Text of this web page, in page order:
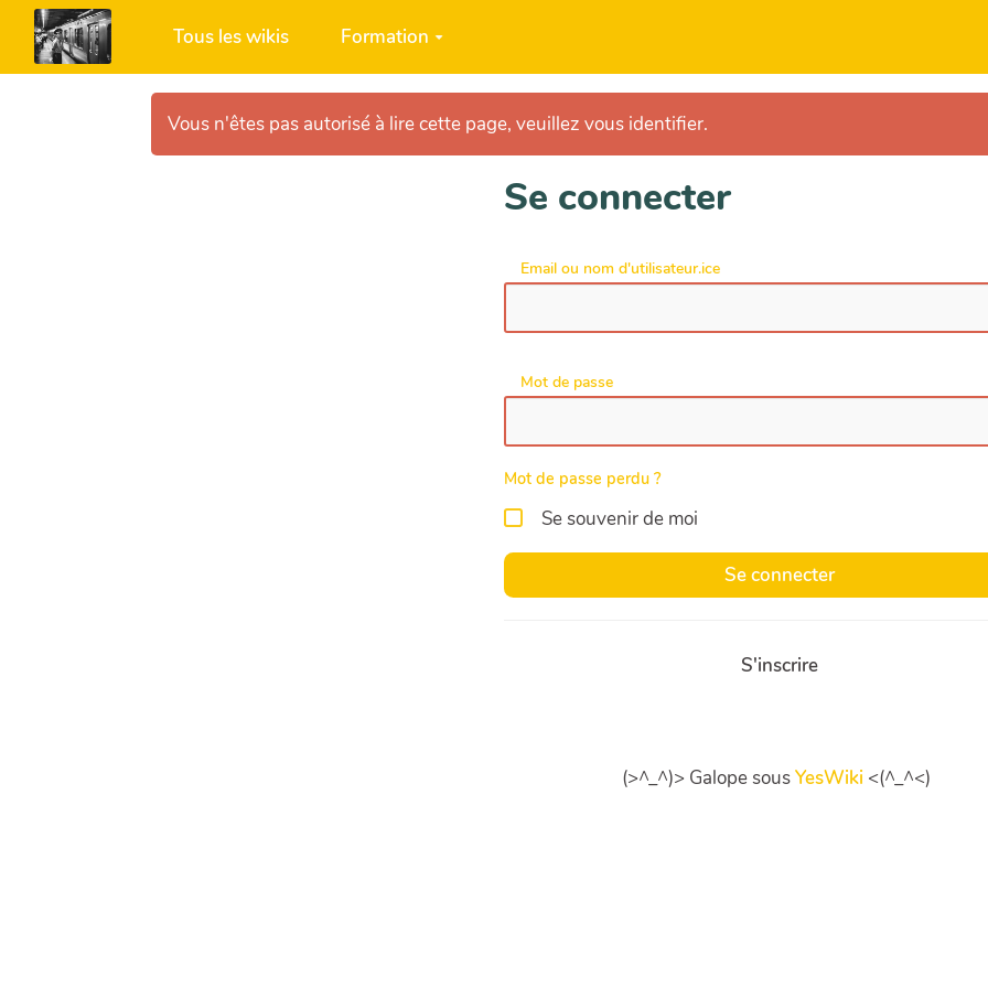
Aller au contenu principalTous les wikis Formation
Vous n'êtes pas autorisé à lire cette page, veuillez vous identifier.
Se connecter
Email ou nom d'utilisateur.ice
Mot de passe
Mot de passe perdu ?
Se souvenir de moi
Se connecter
S'inscrire
(>^_^)> Galope sousYesWiki <(^_^<)